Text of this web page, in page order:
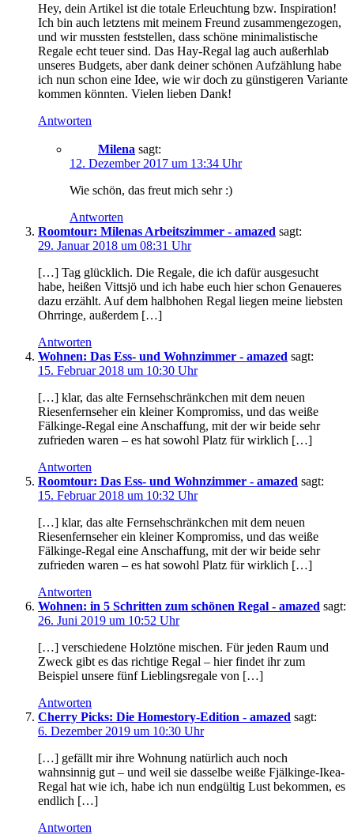
Hey, dein Artikel ist die totale Erleuchtung bzw. Inspiration!
Ich bin auch letztens mit meinem Freund zusammengezogen,
und wir mussten feststellen, dass schöne minimalistische
Regale echt teuer sind. Das Hay-Regal lag auch außerhlab
unseres Budgets, aber dank deiner schönen Aufzählung habe
ich nun schon eine Idee, wie wir doch zu günstigeren Variante
kommen könnten. Vielen lieben Dank!
Antworten
Milena sagt:
12. Dezember 2017 um 13:34 Uhr
Wie schön, das freut mich sehr :)
Antworten
Roomtour: Milenas Arbeitszimmer - amazed sagt:
29. Januar 2018 um 08:31 Uhr
[…] Tag glücklich. Die Regale, die ich dafür ausgesucht
habe, heißen Vittsjö und ich habe euch hier schon Genaueres
dazu erzählt. Auf dem halbhohen Regal liegen meine liebsten
Ohrringe, außerdem […]
Antworten
Wohnen: Das Ess- und Wohnzimmer - amazed sagt:
15. Februar 2018 um 10:30 Uhr
[…] klar, das alte Fernsehschränkchen mit dem neuen
Riesenfernseher ein kleiner Kompromiss, und das weiße
Fälkinge-Regal eine Anschaffung, mit der wir beide sehr
zufrieden waren – es hat sowohl Platz für wirklich […]
Antworten
Roomtour: Das Ess- und Wohnzimmer - amazed sagt:
15. Februar 2018 um 10:32 Uhr
[…] klar, das alte Fernsehschränkchen mit dem neuen
Riesenfernseher ein kleiner Kompromiss, und das weiße
Fälkinge-Regal eine Anschaffung, mit der wir beide sehr
zufrieden waren – es hat sowohl Platz für wirklich […]
Antworten
Wohnen: in 5 Schritten zum schönen Regal - amazed sagt:
26. Juni 2019 um 10:52 Uhr
[…] verschiedene Holztöne mischen. Für jeden Raum und
Zweck gibt es das richtige Regal – hier findet ihr zum
Beispiel unsere fünf Lieblingsregale von […]
Antworten
Cherry Picks: Die Homestory-Edition - amazed sagt:
6. Dezember 2019 um 10:30 Uhr
[…] gefällt mir ihre Wohnung natürlich auch noch
wahnsinnig gut – und weil sie dasselbe weiße Fjälkinge-Ikea-
Regal hat wie ich, habe ich nun endgültig Lust bekommen, es
endlich […]
Antworten